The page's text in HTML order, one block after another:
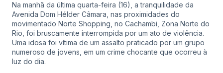
Na manhã da última quarta-feira (16), a tranquilidade da
Avenida Dom Hélder Câmara, nas proximidades do
movimentado Norte Shopping, no Cachambi, Zona Norte do
Rio, foi bruscamente interrompida por um ato de violência.
Uma idosa foi vítima de um assalto praticado por um grupo
numeroso de jovens, em um crime chocante que ocorreu à
luz do dia.